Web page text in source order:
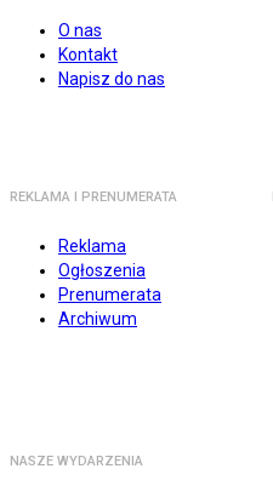
O nas
Kontakt
Napisz do nas
REKLAMA I PRENUMERATA
Reklama
Ogłoszenia
Prenumerata
Archiwum
NASZE WYDARZENIA